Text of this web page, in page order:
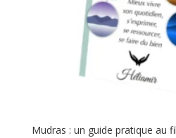
Mudras : un guide pratique au